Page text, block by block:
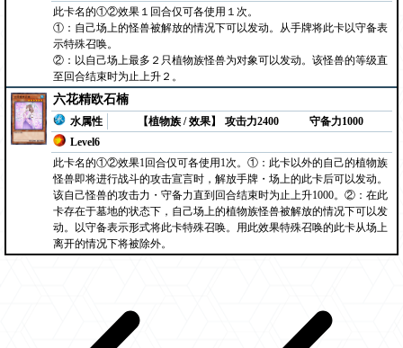
此卡名的①②效果１回合仅可各使用１次。
①：自己场上的怪兽被解放的情况下可以发动。从手牌将此卡以守备表
示特殊召唤。
②：以自己场上最多２只植物族怪兽为对象可以发动。该怪兽的等级直
至回合结束时为止上升２。
六花精欧石楠
水属性
【植物族 / 效果】
Level6
攻击力2400 守备力1000
此卡名的①②效果1回合仅可各使用1次。①：此卡以外的自己的植物族
怪兽即将进行战斗的攻击宣言时，解放手牌・场上的此卡后可以发动。
该自己怪兽的攻击力・守备力直到回合结束时为止上升1000。②：在此
卡存在于墓地的状态下，自己场上的植物族怪兽被解放的情况下可以发
动。以守备表示形式将此卡特殊召唤。用此效果特殊召唤的此卡从场上
离开的情况下将被除外。